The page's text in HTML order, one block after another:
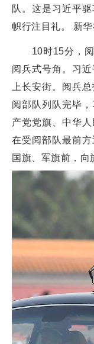
队。这是习近平
帜行注目礼。 新
10时15分，阅
阅兵式号角。习
上长安街。阅兵
阅部队列队完毕
产党党旗、中华
在受阅部队最前方
国旗、军旗前，向